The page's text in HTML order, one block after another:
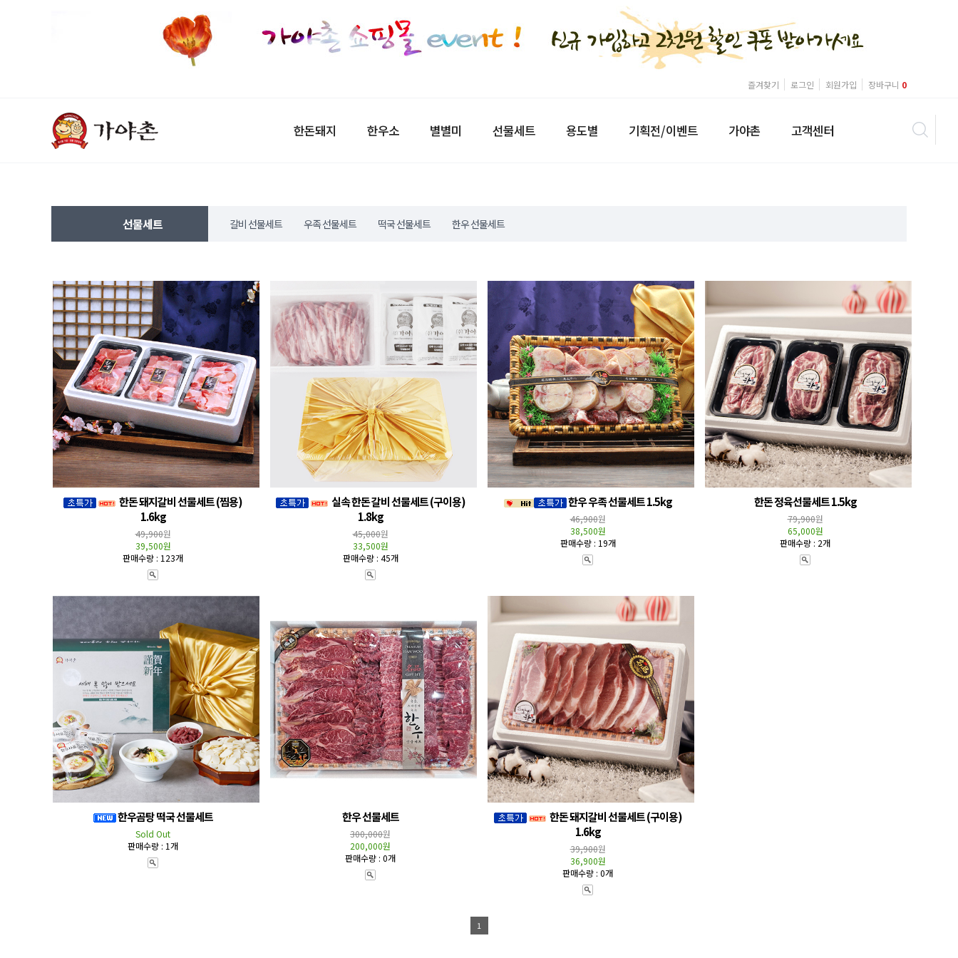
즐겨찾기 로그인 회원가입 장바구니 0
한돈돼지 한우소 별별미 선물세트 용도별 기획전/이벤트 가야촌 고객센터
선물세트 갈비 선물세트 우족 선물세트 떡국 선물세트 한우 선물세트
한돈 돼지갈비 선물세트 (찜용)
1.6kg
49,900원
39,500원
판매수량 : 123개
실속 한돈 갈비 선물세트 (구이용)
1.8kg
45,000원
33,500원
판매수량 : 45개
한우 우족 선물세트 1.5kg
46,900원
38,500원
판매수량 : 19개
한돈 정육선물세트 1.5kg
79,900원
65,000원
판매수량 : 2개
한우곰탕 떡국 선물세트
Sold Out
판매수량 : 1개
한우 선물세트
300,000원
200,000원
판매수량 : 0개
한돈 돼지갈비 선물세트 (구이용)
1.6kg
39,900원
36,900원
판매수량 : 0개
1